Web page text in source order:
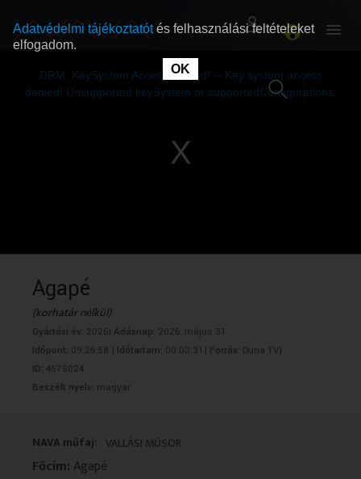
RÓLUNK
RÓLUNK
DRM: KeySystem Access Denied! -- Key system access
denied! Unsupported keySystem or supportedConfigurations.
Agapé
(korhatár nélkül)
Gyártási év: 2026| Adásnap: 2026. május 31.
Időpont: 09:26:58 | Időtartam: 00:03:31| Forrás: Duna TV|
ID: 4575024
Beszélt nyelv: magyar
NAVA műfaj: VALLÁSI MŰSOR
Főcím:Agapé
Adatvédelmi tájékoztatótés felhasználási feltételeket
elfogadom.
OK